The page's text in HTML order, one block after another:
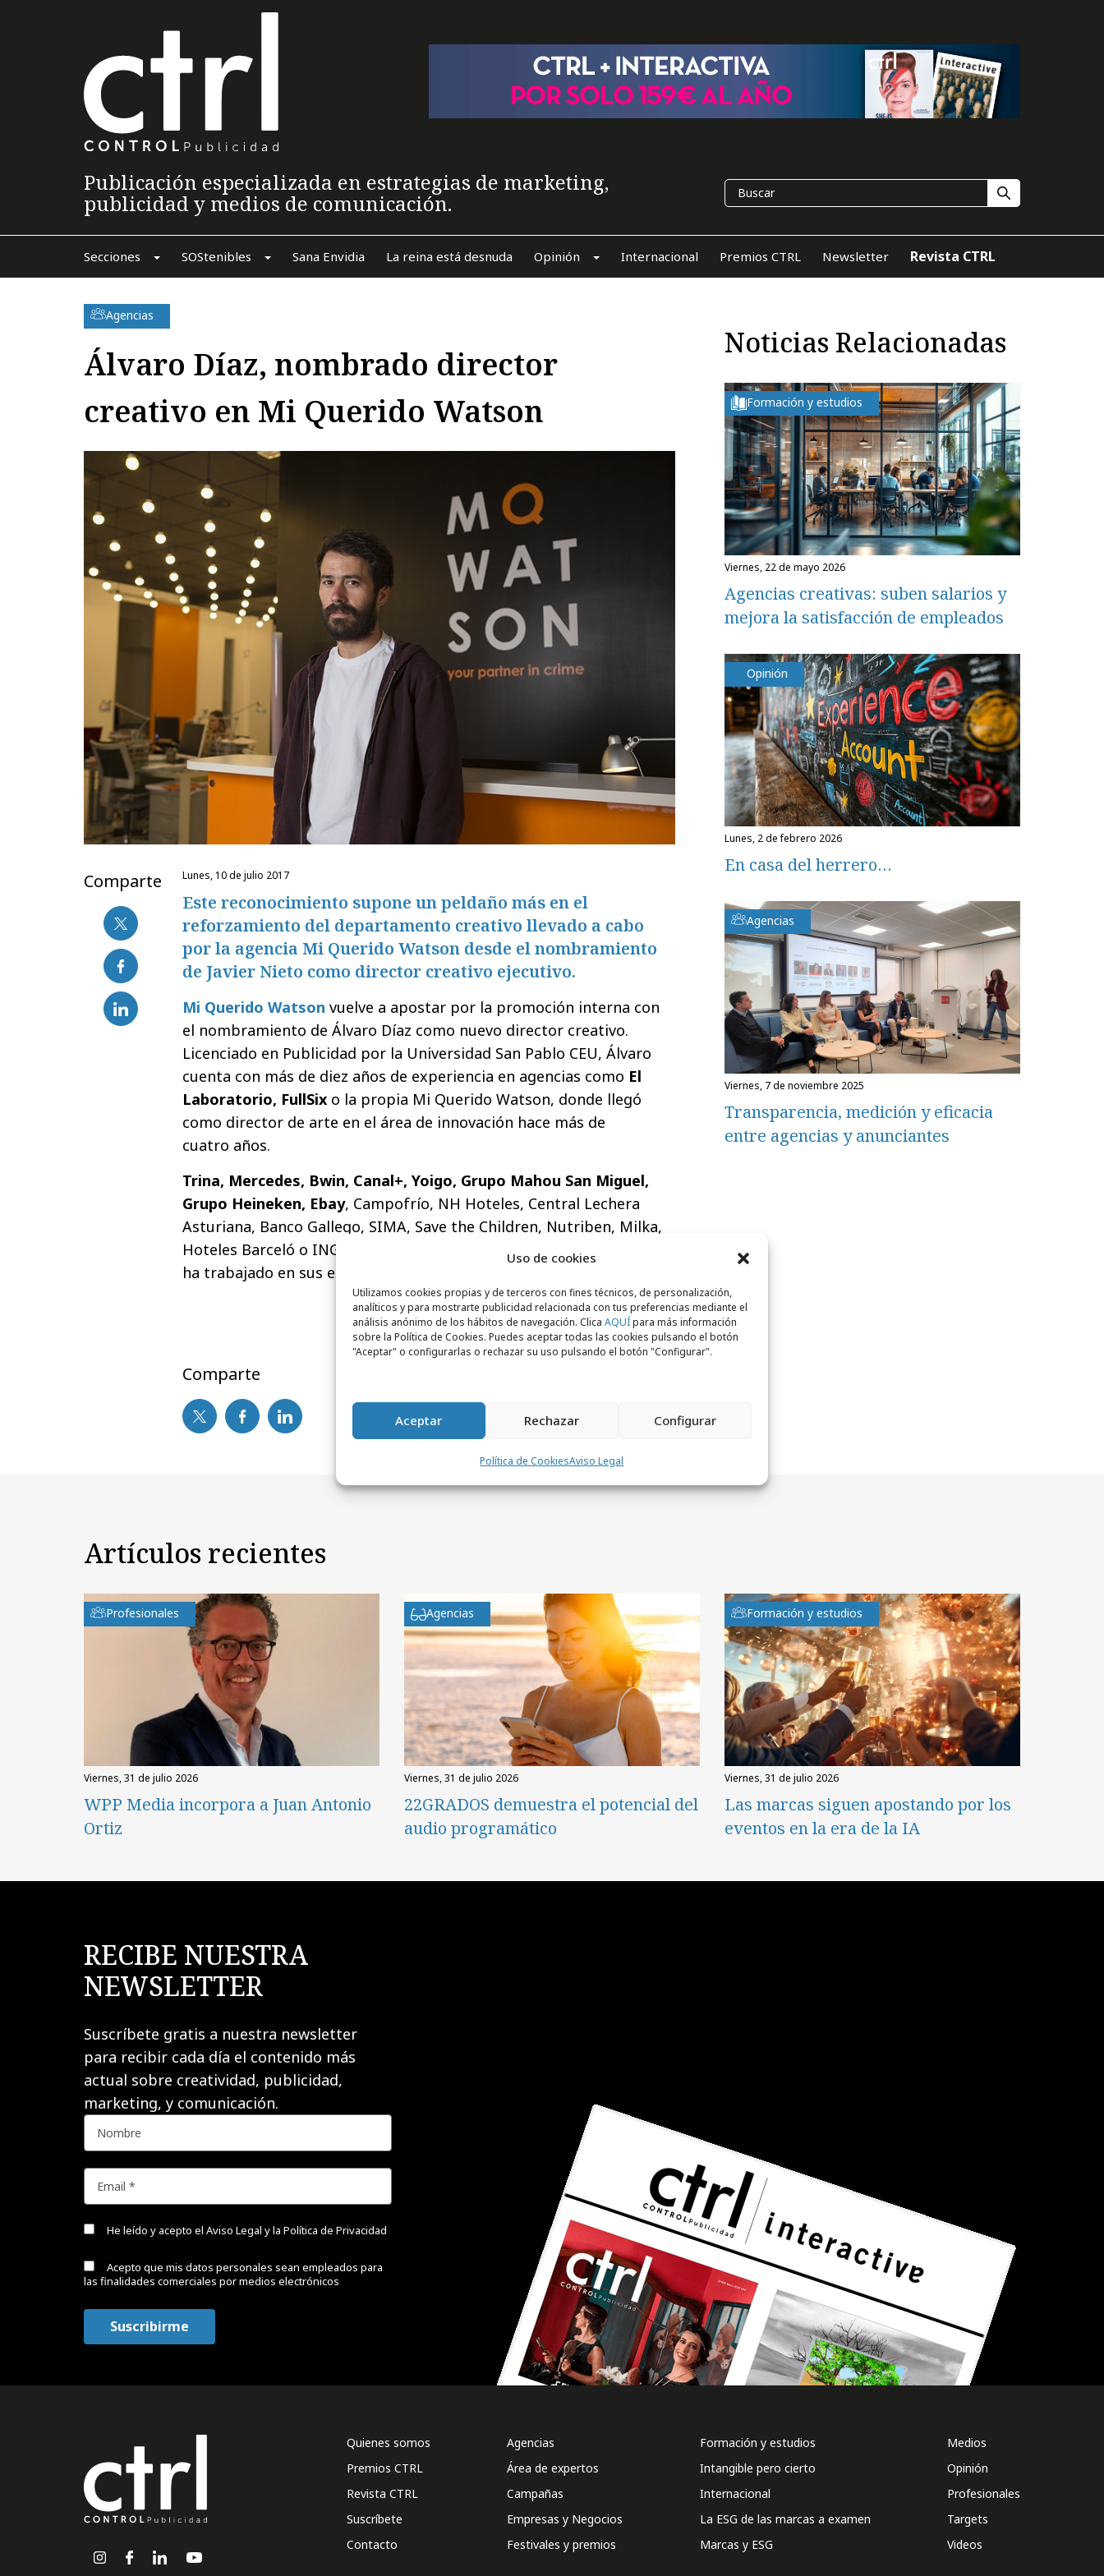
Uso de cookies
Utilizamos cookies propias y de terceros con fines técnicos, de personalización,
analíticos y para mostrarte publicidad relacionada con tus preferencias mediante el
análisis anónimo de los hábitos de navegación. Clica AQUÍpara más información
sobre la Política de Cookies. Puedes aceptar todas las cookies pulsando el botón
"Aceptar" o configurarlas o rechazar su uso pulsando el botón "Configurar".
Aceptar Rechazar Configurar
Política de CookiesAviso Legal
Publicación especializada en estrategias de marketing,
publicidad y medios de comunicación.
Secciones SOStenibles Sana Envidia La reina está desnuda Opinión Internacional Premios CTRL Newsletter Revista CTRL
Agencias
Álvaro Díaz, nombrado director
creativo en Mi Querido Watson
Comparte lunes, 10 de julio 2017
Este reconocimiento supone un peldaño más en el
reforzamiento del departamento creativo llevado a cabo
por la agencia Mi Querido Watson desde el nombramiento
de Javier Nieto como director creativo ejecutivo.
Mi Querido Watson vuelve a apostar por la promoción interna con
el nombramiento de Álvaro Díaz como nuevo director creativo.
Licenciado en Publicidad por la Universidad San Pablo CEU, Álvaro
cuenta con más de diez años de experiencia en agencias como El
Laboratorio, FullSix o la propia Mi Querido Watson, donde llegó
como director de arte en el área de innovación hace más de
cuatro años.
Trina, Mercedes, Bwin, Canal+, Yoigo, Grupo Mahou San Miguel,
Grupo Heineken, Ebay, Campofrío, NH Hoteles, Central Lechera
Asturiana, Banco Gallego, SIMA, Save the Children, Nutriben, Milka,
Hoteles Barceló o ING Direct son algunas de las marcas para las que
ha trabajado en sus etapas anteriores.
Comparte
Noticias Relacionadas
Formación y estudios
viernes, 22 de mayo 2026
Agencias creativas: suben salarios y
mejora la satisfacción de empleados
Opinión
lunes, 2 de febrero 2026
En casa del herrero…
Agencias
viernes, 7 de noviembre 2025
Transparencia, medición y eficacia
entre agencias y anunciantes
Artículos recientes
Profesionales
viernes, 31 de julio 2026
WPP Media incorpora a Juan Antonio
Ortiz
Agencias
viernes, 31 de julio 2026
22GRADOS demuestra el potencial del
audio programático
Formación y estudios
viernes, 31 de julio 2026
Las marcas siguen apostando por los
eventos en la era de la IA
RECIBE NUESTRA
NEWSLETTER
Suscríbete gratis a nuestra newsletter
para recibir cada día el contenido más
actual sobre creatividad, publicidad,
marketing, y comunicación.
He leído y acepto el Aviso Legal y la Política de Privacidad
Acepto que mis datos personales sean empleados para
las finalidades comerciales por medios electrónicos
Quienes somos
Premios CTRL
Revista CTRL
Suscríbete
Contacto
Agencias
Área de expertos
Campañas
Empresas y Negocios
Festivales y premios
Formación y estudios
Intangible pero cierto
Internacional
La ESG de las marcas a examen
Marcas y ESG
Medios
Opinión
Profesionales
Targets
Videos